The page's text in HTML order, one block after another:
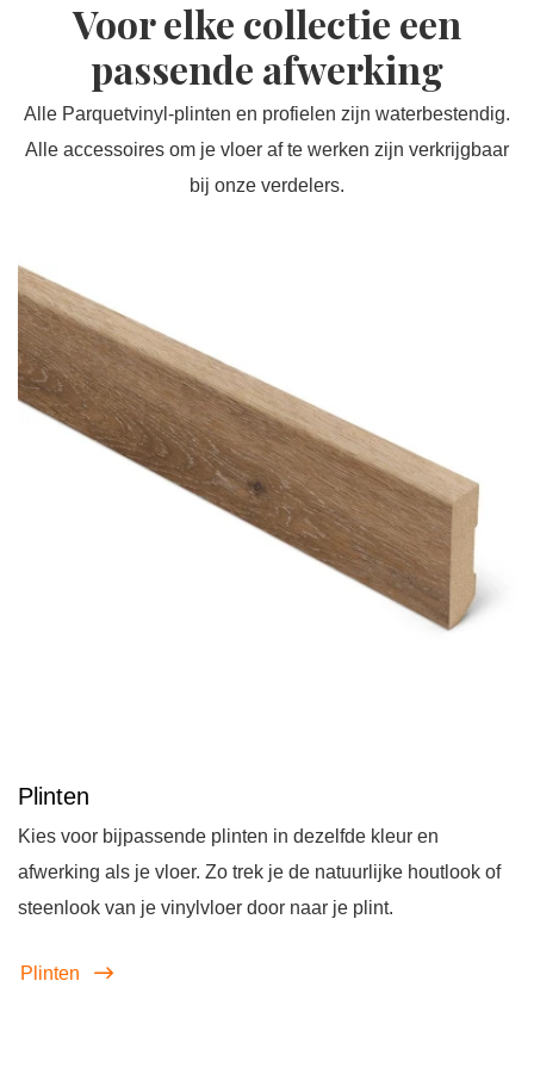
Voor elke collectie een
passende afwerking
Alle Parquetvinyl-plinten en profielen zijn waterbestendig.
Alle accessoires om je vloer af te werken zijn verkrijgbaar
bij onze verdelers.
Plinten
Kies voor bijpassende plinten in dezelfde kleur en
afwerking als je vloer. Zo trek je de natuurlijke houtlook of
steenlook van je vinylvloer door naar je plint.
Plinten